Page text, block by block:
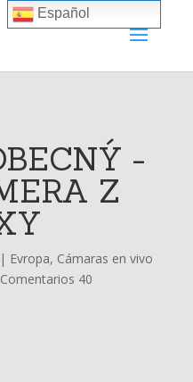
-
Z
Evropa, Cámaras en vivo
Comentarios 40
Español